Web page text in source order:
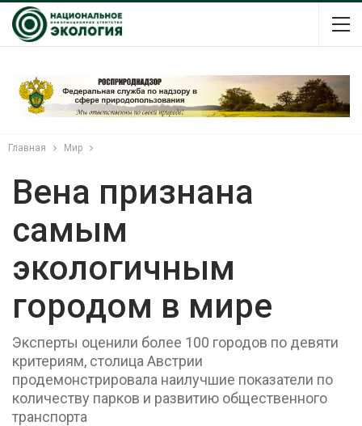
Главная Мир
Вена признана
самым
экологичным
городом в мире
Эксперты оценили более 100 городов по девяти
критериям, столица Австрии
продемонстрировала наилучшие показатели по
количеству парков и развитию общественного
транспорта